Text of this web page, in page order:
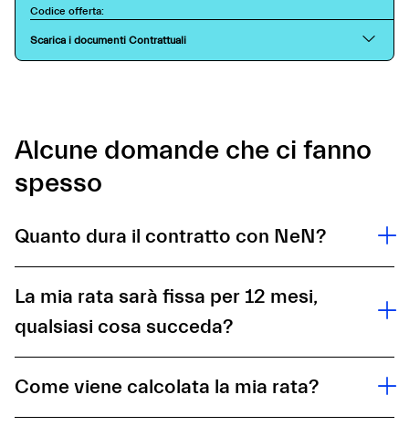
Codice offerta:
Scarica i documenti Contrattuali
Alcune domande che ci fanno
spesso
Quanto dura il contratto con NeN?
La mia rata sarà fissa per 12 mesi,
qualsiasi cosa succeda?
Come viene calcolata la mia rata?